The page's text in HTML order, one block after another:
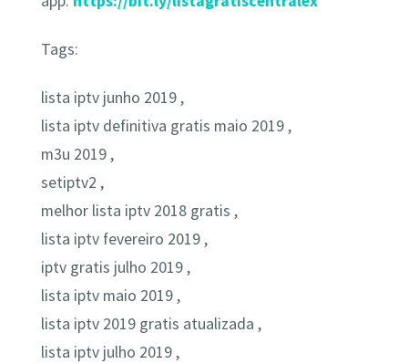
Tags:
lista iptv junho 2019 ,
lista iptv definitiva gratis maio 2019 ,
m3u 2019 ,
setiptv2 ,
melhor lista iptv 2018 gratis ,
lista iptv fevereiro 2019 ,
iptv gratis julho 2019 ,
lista iptv maio 2019 ,
lista iptv 2019 gratis atualizada ,
lista iptv julho 2019 ,